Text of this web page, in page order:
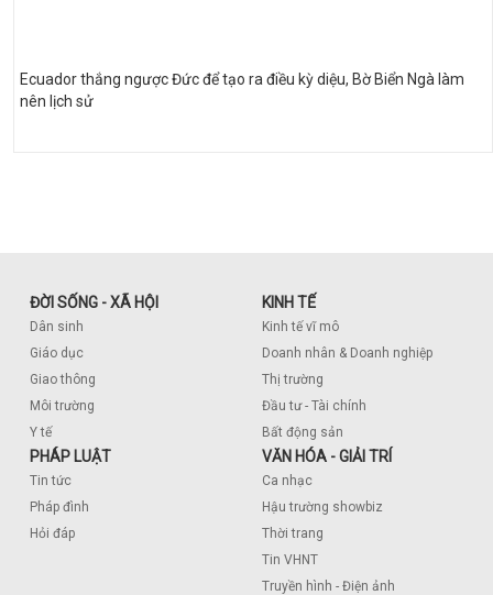
Ecuador thắng ngược Đức để tạo ra điều kỳ diệu, Bờ Biển Ngà làm
nên lịch sử
ĐỜI SỐNG - XÃ HỘI
Dân sinh
Giáo dục
Giao thông
Môi trường
Y tế
KINH TẾ
Kinh tế vĩ mô
Doanh nhân & Doanh nghiệp
Thị trường
Đầu tư - Tài chính
Bất động sản
PHÁP LUẬT
Tin tức
Pháp đình
Hỏi đáp
VĂN HÓA - GIẢI TRÍ
Ca nhạc
Hậu trường showbiz
Thời trang
Tin VHNT
Truyền hình - Điện ảnh